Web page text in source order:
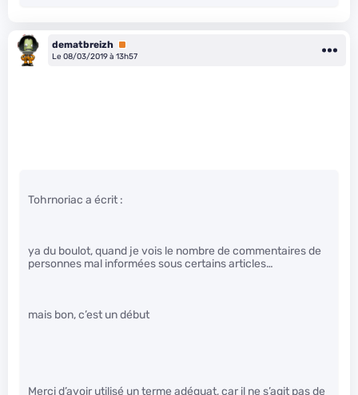
dematbreizh Premium
Le 08/03/2019 à 13h57
Tohrnoriac a écrit :
ya du boulot, quand je vois le nombre de commentaires de
personnes mal informées sous certains articles…
mais bon, c’est un début
Merci d’avoir utilisé un terme adéquat, car il ne s’agit pas de